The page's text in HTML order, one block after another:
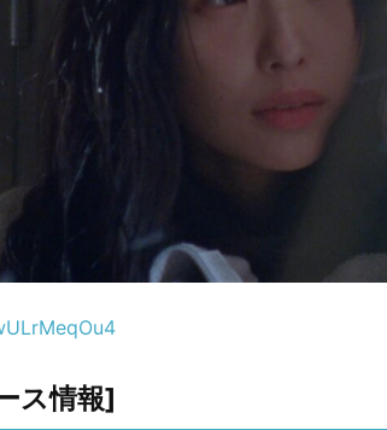
ス情報]